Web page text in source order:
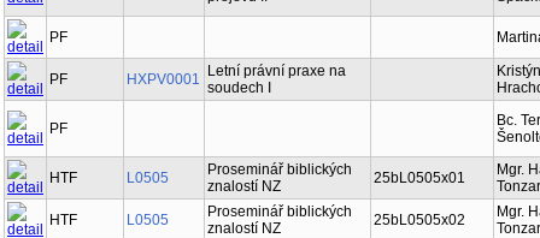
PF
PF HXPV0001
Letní právní praxe na
soudech I
PF
Bc.
HTF L0505
Proseminář biblických
znalostí NZ
25bL0505x01
Mgr.
HTF
L0505
Proseminář biblických
znalostí NZ
25bL0505x02
Mgr.